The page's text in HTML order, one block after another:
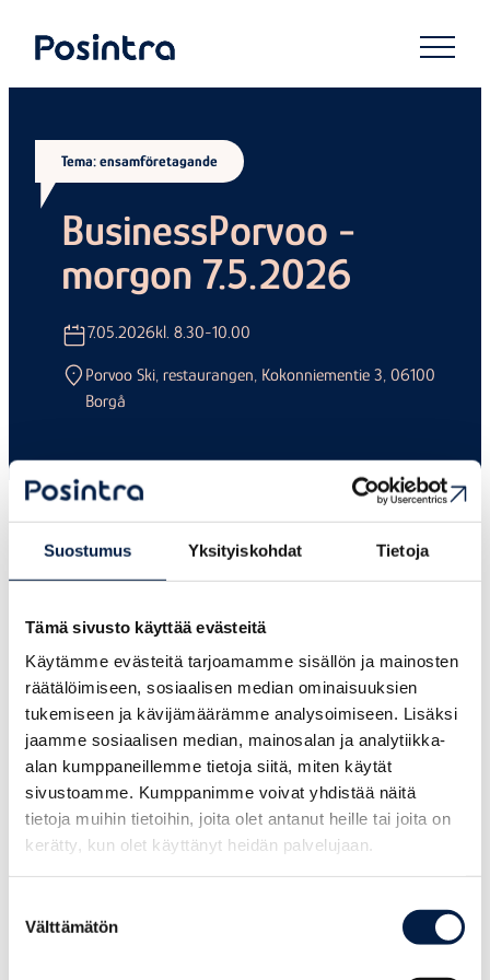
Suostumus Yksityiskohdat Tietoja
Tämä sivusto käyttää evästeitä
Käytämme evästeitä tarjoamamme sisällön ja mainosten
räätälöimiseen, sosiaalisen median ominaisuuksien
tukemiseen ja kävijämäärämme analysoimiseen. Lisäksi
jaamme sosiaalisen median, mainosalan ja analytiikka-
alan kumppaneillemme tietoja siitä, miten käytät
sivustoamme. Kumppanimme voivat yhdistää näitä
tietoja muihin tietoihin, joita olet antanut heille tai joita on
kerätty, kun olet käyttänyt heidän palvelujaan.
valinta
Välttämätön
content
Posintra
Tema: ensamföretagande
BusinessPorvoo -
morgon 7.5.2026
7.05.2026kl. 8.30-10.00
Porvoo Ski, restaurangen, Kokonniementie 3, 06100
Borgå
Anmäl dig här
Business Porvoos femte nätverksmorgon för året hålls
torsdagen den 7 maj kl. 8:30 till 10:00. Den här gången är
temat riktat åt ensamföretagare. Det utlovas inspirerande
nätverkande, aktuell information och möjlighet att träffa
företagare i området.
Borgå Företagare, Borgå stad, Posintra och
Helsingforsregionens handelskammare anordnar gemensamt
Välkommen att nätverka!